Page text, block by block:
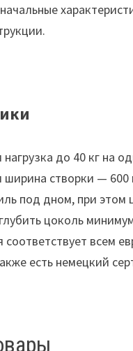
до 40 кг на
ширина створки — 600
под дном, при этом
цоколь
соответствует всем
есть немецкий